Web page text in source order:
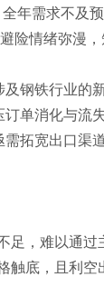
年需求不及
险情绪弥漫
及钢铁行业的
单消化与流
拓宽出口渠
足，难以通过
触底，且利空